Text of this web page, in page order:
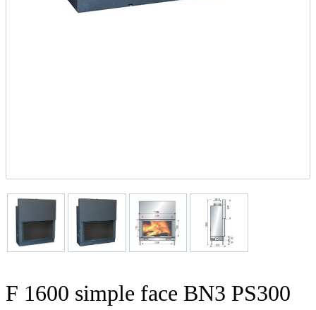
F 1600 simple face BN3 PS300